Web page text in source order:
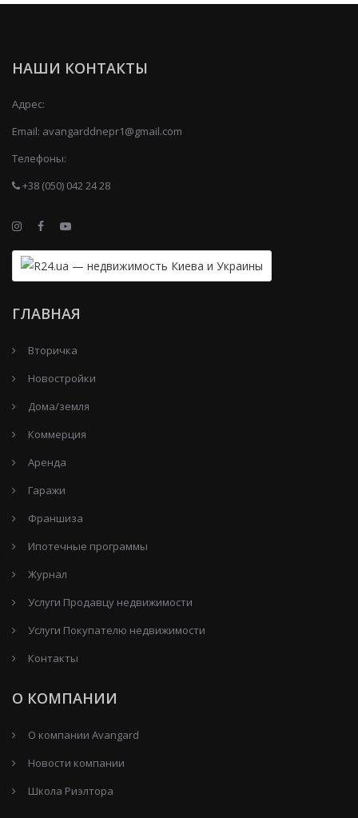
НАШИ КОНТАКТЫ
Адрес:
Email: avangarddnepr1@gmail.com
Телефоны:
+38 (050) 042 24 28
ГЛАВНАЯ
Вторичка
Новостройки
Дома/земля
Коммерция
Аренда
Гаражи
Франшиза
Ипотечные программы
Журнал
Услуги Продавцу недвижимости
Услуги Покупателю недвижимости
Контакты
О КОМПАНИИ
О компании Avangard
Новости компании
Школа Риэлтора